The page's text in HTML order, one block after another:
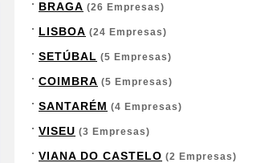
BRAGA (26 Empresas)
LISBOA (24 Empresas)
SETÚBAL (5 Empresas)
COIMBRA (5 Empresas)
SANTARÉM (4 Empresas)
VISEU (3 Empresas)
VIANA DO CASTELO (2 Empresas)